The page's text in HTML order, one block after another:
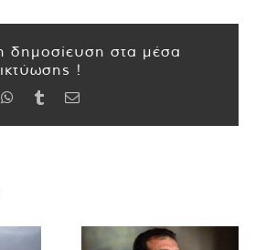
δημοσίευση στα μέσα
!
WhatsApp
TumblrEmail